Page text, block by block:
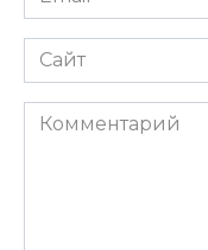
Сайт
Комментарий